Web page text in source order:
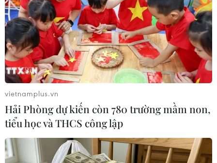
#Chống tội phạm
Costa Rica Mexico
vietnamplus.vn
Hải Phòng dự kiến còn 780 trường mầm non,
tiểu học và THCS công lập